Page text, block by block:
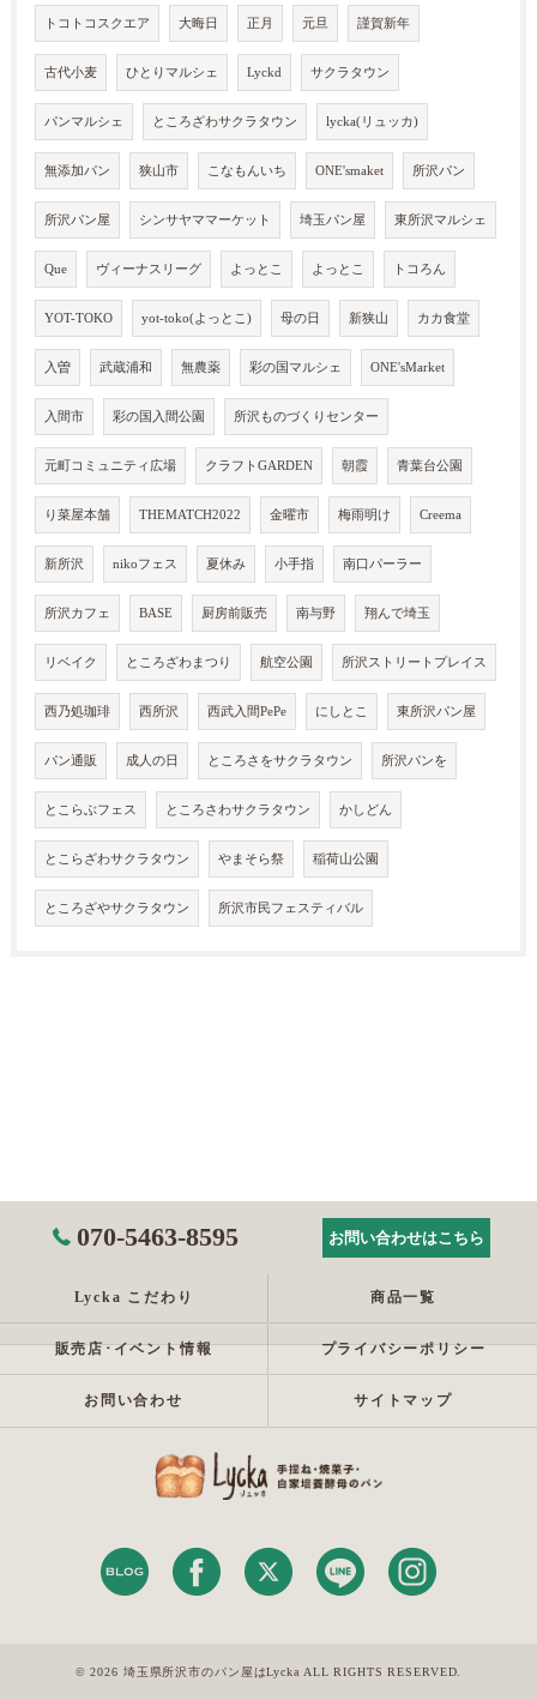
トコトコスクエア 大晦日 正月 元旦 謹賀新年
古代小麦 ひとりマルシェ Lyckd サクラタウン
パンマルシェ ところざわサクラタウン lycka(リュッカ)
無添加パン 狭山市 こなもんいち ONE'smaket 所沢パン
所沢パン屋 シンサヤママーケット 埼玉パン屋 東所沢マルシェ
Que ヴィーナスリーグ よっとこ よっとこ トコろん
YOT-TOKO yot-toko(よっとこ) 母の日 新狭山 カカ食堂
入曽 武蔵浦和 無農薬 彩の国マルシェ ONE'sMarket
入間市 彩の国入間公園 所沢ものづくりセンター
元町コミュニティ広場 クラフトGARDEN 朝霞 青葉台公園
り菜屋本舗 THEMATCH2022 金曜市 梅雨明け Creema
新所沢 nikoフェス 夏休み 小手指 南口パーラー
所沢カフェ BASE 厨房前販売 南与野 翔んで埼玉
リベイク ところざわまつり 航空公園 所沢ストリートプレイス
西乃処珈琲 西所沢 西武入間PePe にしとこ 東所沢パン屋
パン通販 成人の日 ところさをサクラタウン 所沢パンを
とこらぶフェス ところさわサクラタウン かしどん
とこらざわサクラタウン やまそら祭 稲荷山公園
ところざやサクラタウン 所沢市民フェスティバル
070-5463-8595 お問い合わせはこちら
Lycka こだわり 商品一覧
販売店･イベント情報 プライバシーポリシー
お問い合わせ サイトマップ
© 2026 埼玉県所沢市のパン屋はLycka ALL RIGHTS RESERVED.